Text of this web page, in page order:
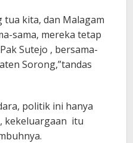
tua kita, dan Malagam
sama, mereka tetap
Sutejo , bersama-
Sorong,”tandas
politik ini hanya
kekeluargaan itu